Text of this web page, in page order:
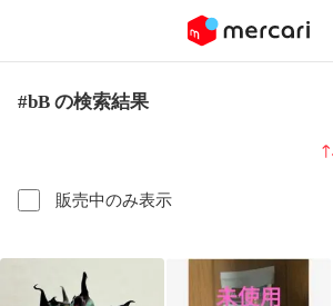
#bB の検索結果
販売中のみ表示